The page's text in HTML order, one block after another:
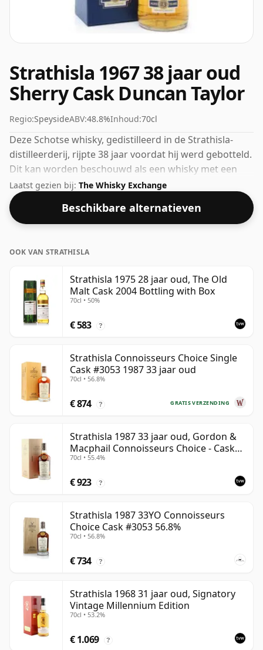
Strathisla 1967 38 jaar oud
Sherry Cask Duncan Taylor
Regio:SpeysideABV:48.8%Inhoud:70cl
Deze Schotse whisky, gedistilleerd in de Strathisla-
distilleerderij, rijpte 38 jaar voordat hij werd gebotteld.
Dit kan worden beschouwd als een whisky met een
hogere sterkte, met een ABV van 48,8%. Wordt
geleverd in de reguliere bottelgrootte van 70cl.
Laatst gezien bij: The Whisky Exchange
Beschikbare alternatieven
OOK VAN STRATHISLA
Strathisla 1975 28 jaar oud, The Old
Malt Cask 2004 Bottling with Box
70cl • 50%
€ 583 ?
Strathisla Connoisseurs Choice Single
Cask #3053 1987 33 jaar oud
70cl • 56.8%
GRATIS VERZENDING
€ 874 ?
Strathisla 1987 33 jaar oud, Gordon &
Macphail Connoisseurs Choice - Cask
3052
70cl • 55.4%
€ 923 ?
Strathisla 1987 33YO Connoisseurs
Choice Cask #3053 56.8%
70cl • 56.8%
€ 734 ?
Strathisla 1968 31 jaar oud, Signatory
Vintage Millennium Edition
70cl • 53.2%
€ 1.069 ?